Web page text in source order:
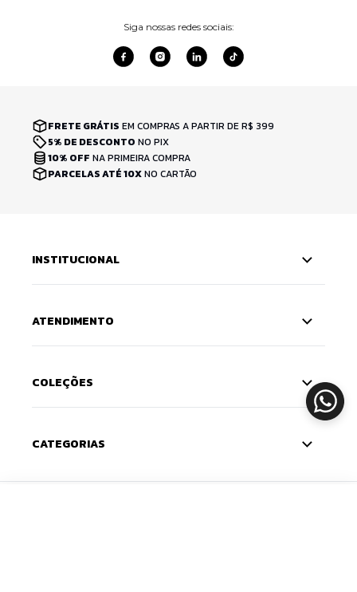
Siga nossas redes sociais:
FRETE GRÁTIS EM COMPRAS A PARTIR DE R$ 399
5% DE DESCONTO NO PIX
10% OFF NA PRIMEIRA COMPRA
PARCELAS ATÉ 10XNO CARTÃO
INSTITUCIONAL
ATENDIMENTO
COLEÇÕES
CATEGORIAS